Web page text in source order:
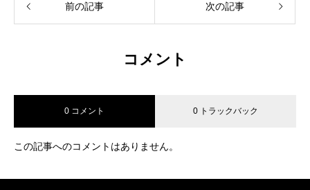
前の記事 次の記事
コメント
0 コメント 0 トラックバック
この記事へのコメントはありません。